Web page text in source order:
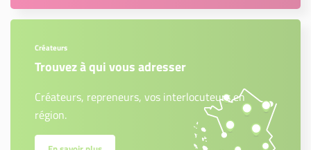
Créateurs
Trouvez à qui vous adresser
Créateurs, repreneurs, vos interlocuteurs en
région.